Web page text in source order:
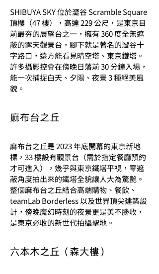
SHIBUYA SKY 位於澀谷 Scramble Square
頂樓（47 樓），高達 229 公尺，是東京目
前最夯的展望台之一，擁有 360 度全無遮
蔽的露天觀景台，腳下就是著名的澀谷十
字路口，遠方能看見晴空塔、東京鐵塔。
許多攝影控會在傍晚日落前 30 分鐘入場，
能一次捕捉白天、夕陽、夜景 3 種絕美風
貌。
麻布台之丘
麻布台之丘是 2023 年底開幕的東京新地
標，33 樓設有觀景台（需於指定餐廳預約
才可進入），幾乎與東京鐵塔平視，零遮
蔽角度拍出來的鐵塔全貌讓人大為驚艷。
整個麻布台之丘結合高端購物、餐飲、
teamLab Borderless 以及世界頂尖建築設
計，傍晚魔幻時刻的夜景更是美不勝收，
是東京必收的新世代拍攝聖地。
六本木之丘（森大樓）